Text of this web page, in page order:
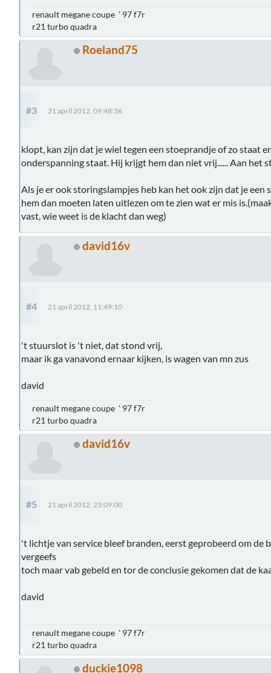
renault megane coupe ' 97 f7r
r21 turbo quadra
Roeland75
#3 21 april 2012, 09:48:36
klopt, kan zijn dat je wiel tegen een stoeprandje of zo staat
onderspanning staat. Hij krijgt hem dan niet vrij...... Aan het
Als je er ook storingslampjes heb kan het ook zijn dat je een
hem dan moeten laten uitlezen om te zien wat er mis
vast, wie weet is de klacht dan weg)
david16v
#4 21 april 2012, 11:49:10
't stuurslot is 't niet, dat stond vrij,
maar ik ga vanavond ernaar kijken, is wagen van mn zus
david
renault megane coupe ' 97 f7r
r21 turbo quadra
david16v
#5 21 april 2012, 23:09:00
't lichtje van service bleef branden, eerst geprobeerd om de
vergeefs
toch maar vab gebeld en tor de conclusie gekomen dat de
david
renault megane coupe ' 97 f7r
r21 turbo quadra
duckie1098